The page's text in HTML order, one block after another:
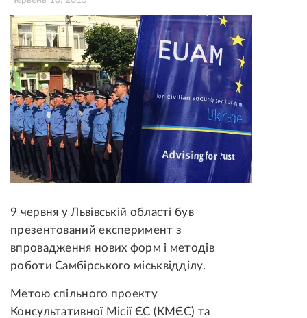
9 червня у Львівській області був
презентований експеримент з
впровадження нових форм і методів
роботи Самбірського міськвідділу.
Метою спільного проекту
Консультативної Місії ЄС (КМЄС) та